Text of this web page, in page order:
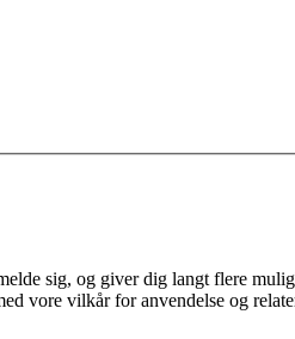
sig, og giver dig langt flere
vore vilkår for anvendelse og